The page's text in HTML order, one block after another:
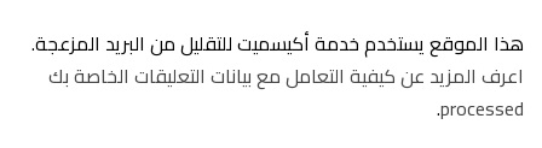
هذا الموقع يستخدم خدمة أكيسميت للتقليل من البريد المزعجة.
اعرف المزيد عن كيفية التعامل مع بيانات التعليقات الخاصة بك
processed
.